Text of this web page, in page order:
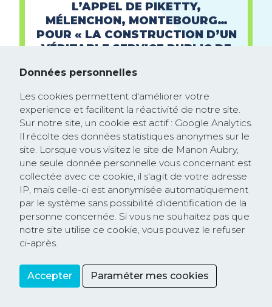
Partager
L’APPEL DE PIKETTY,
MÉLENCHON, MONTEBOURG…
POUR « LA CONSTRUCTION D’UN
VÉRITABLE SERVICE PUBLIC DE
CITOYEN »
LE HUFF
6 mai 2021
POUR LES JEUNES, TAXONS LES
PROFITEURS DE CRISE!
Données personnelles
Les cookies permettent d'améliorer votre
experience et facilitent la réactivité de notre site.
Sur notre site, un cookie est actif : Google Analytics.
Il récolte des données statistiques anonymes sur le
site. Lorsque vous visitez le site de Manon Aubry,
une seule donnée personnelle vous concernant est
collectée avec ce cookie, il s'agit de votre adresse
IP, mais celle-ci est anonymisée automatiquement
par le système sans possibilité d'identification de la
personne concernée. Si vous ne souhaitez pas que
notre site utilise ce cookie, vous pouvez le refuser
ci-après.
Accepter Paraméter mes cookies